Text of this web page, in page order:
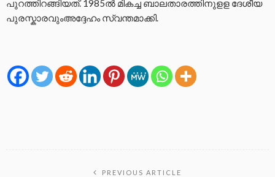
പുറത്തിറങ്ങിയത്. 1985ൽ മികച്ച ബാലതാരത്തിനുളള ദേശീയ
പുരസ്കാരവുംഅദ്ദേഹം സ്വന്തമാക്കി.
PREVIOUS ARTICLE